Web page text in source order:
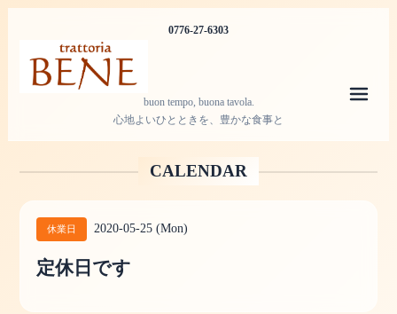
0776-27-6303
buon tempo, buona tavola.
心地よいひとときを、豊かな食事と
CALENDAR
休業日 2020-05-25 (Mon)
定休日です